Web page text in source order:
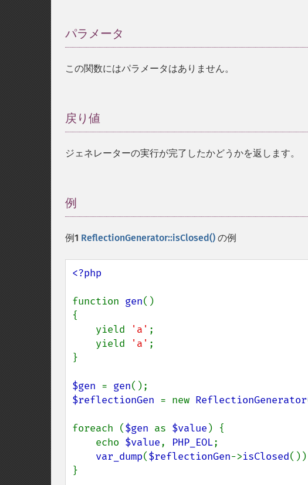
パラメータ
この関数にはパラメータはありません。
戻り値
ジェネレーターの実行が完了したかどうかを返します。
例
例1 ReflectionGenerator::isClosed() の例
<?php
function gen()
{
    yield
'a' ;
    yield
'a' ;
}
$gen = gen
$reflectionGen = new ReflectionGenerator
foreach ($gen as $value ) {
    echo
$value, PHP_EOL;
var_dump($reflectionGen->isClosed
}